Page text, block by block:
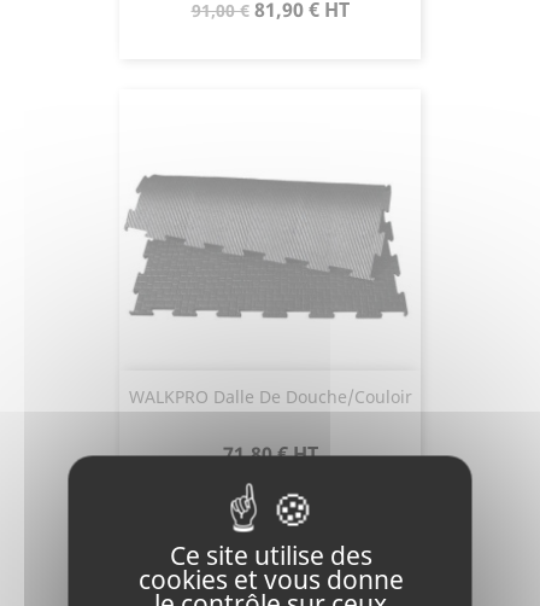
Prix
91,00 € Prix
81,90 €HT
WALKPRO Dalle De Douche/couloir
Prix
71,80 €HT
Ce site utilise des
cookies et vous donne